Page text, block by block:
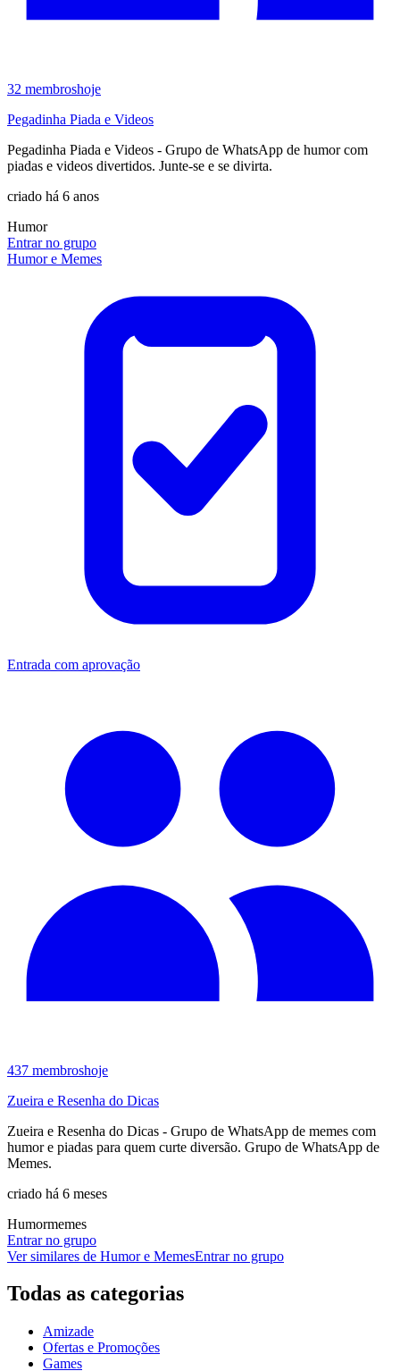
32 membroshoje
Pegadinha Piada e Videos
Pegadinha Piada e Videos - Grupo de WhatsApp de humor com
piadas e videos divertidos. Junte-se e se divirta.
criado há 6 anos
Humor
Entrar no grupo
Humor e Memes
Entrada com aprovação
437 membroshoje
Zueira e Resenha do Dicas
Zueira e Resenha do Dicas - Grupo de WhatsApp de memes com
humor e piadas para quem curte diversão. Grupo de WhatsApp de
Memes.
criado há 6 meses
Humormemes
Entrar no grupo
Ver similares de Humor e MemesEntrar no grupo
Todas as categorias
Amizade
Ofertas e Promoções
Games